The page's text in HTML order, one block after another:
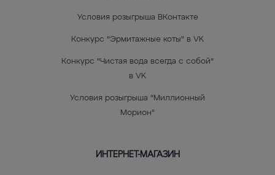
Условия розыгрыша ВКонтакте
Конкурс "Эрмитажные коты" в VK
Конкурс "Чистая вода всегда с собой"
в VK
Условия розыгрыша "Миллионный
Морион"
ИНТЕРНЕТ-МАГАЗИН